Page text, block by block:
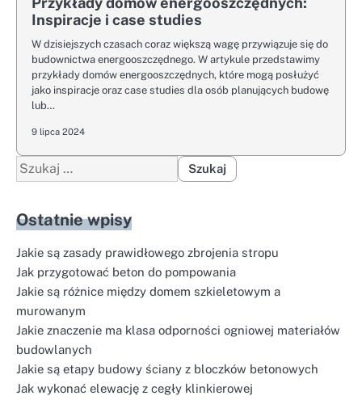
Inspiracje i case studies
W dzisiejszych czasach coraz większą wagę przywiązuje się do
budownictwa energooszczędnego. W artykule przedstawimy
przykłady domów energooszczędnych, które mogą posłużyć
jako inspiracje oraz case studies dla osób planujących budowę
lub…
9 lipca 2024
Szukaj:
Ostatnie wpisy
Jakie są zasady prawidłowego zbrojenia stropu
Jak przygotować beton do pompowania
Jakie są różnice między domem szkieletowym a
murowanym
Jakie znaczenie ma klasa odporności ogniowej materiałów
budowlanych
Jakie są etapy budowy ściany z bloczków betonowych
Jak wykonać elewację z cegły klinkierowej